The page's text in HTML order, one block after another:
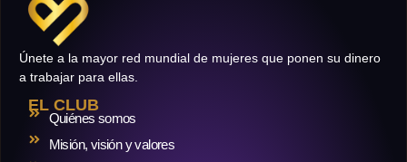
Únete a la mayor red mundial de mujeres que ponen su dinero
a trabajar para ellas.
EL CLUB
Quiénes somos
Misión, visión y valores